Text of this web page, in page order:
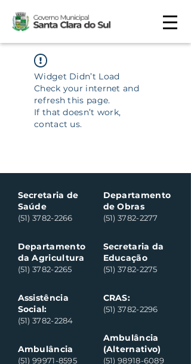
Widget Didn’t Load
Check your internet and
refresh this page.
If that doesn’t work,
contact us.
Secretaria de
Saúde
(51) 3782-2266
Departamento
da Agricultura
(51) 3782-2265
Assistência
Social:
(51) 3782-2284
Ambulância
(51) 99971-8595
Departamento
de Obras
(51) 3782-2277
Secretaria da
Educação
(51) 3782-2275
CRAS:
(51) 3782-2296
Ambulância
(Alternativo)
(51) 98918-6089